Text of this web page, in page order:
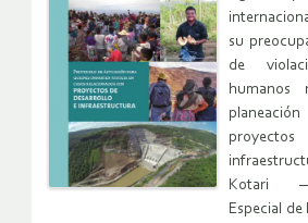
su
de
humanos
Kotari
Especial de